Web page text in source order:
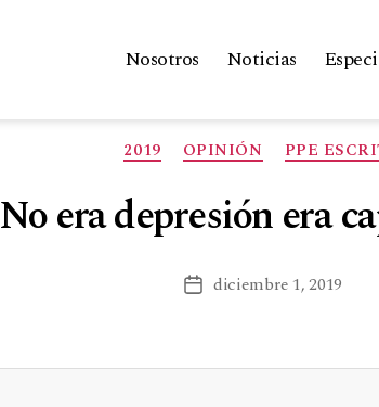
Nosotros Noticias
2019 OPINIÓN PPE
No era depresión era
diciembre 1, 2019